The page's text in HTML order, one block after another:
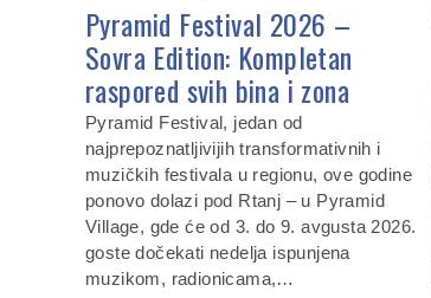
Pyramid Festival 2026 –
Sovra Edition: Kompletan
raspored svih bina i zona
Pyramid Festival, jedan od
najprepoznatljivijih transformativnih i
muzičkih festivala u regionu, ove godine
ponovo dolazi pod Rtanj – u Pyramid
Village, gde će od 3. do 9. avgusta 2026.
goste dočekati nedelja ispunjena
muzikom, radionicama,…